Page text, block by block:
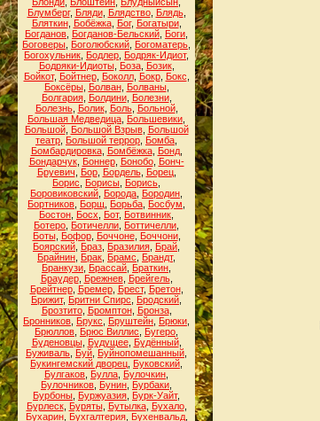
Блумберг, Бляди, Блядство, Блядь,
Бляткин, Бобёжка, Бог, Богатыри,
Богданов Богданов-Бельский Боги
Боговеры Боголюбский Богоматерь
Богохульник Бодлер Бодряк-Идиот,
Бодряки-Идиоты, Боза, Бозик,
Бойкот, Бойтнер, Боколл, Бокр, Бокс
Боксёры, Болван, Болваны,
Болгария, Болдини, Болезни,
Болезнь, Болик, Боль, Больной,
Большая Медведица Большевики
Большой, Большой Взрыв, Большой
театр Большой террор Бомба
Бомбардировка, Бомбёжка, Бонд,
Бондарчук, Боннер, Бонобо, Бонч-
Бруевич
Бор, Бордель, Борец,
Борис
Борисы Борись
Боровиковский Борода Бородин
Бортников Борщ Борьба Босбум
Бостон Босх Бот, Ботвинник
Ботеро Ботичелли Боттичелли
Боты, Бофор, Боччоне, Боччони,
Боярский Браз Бразилия Брай
Брайнин Брак Брамс Брандт,
Бранкузи Брассай Браткин
Браудер, Брежнев, Брейгель,
Брейтнер, Бремер, Брест, Бретон,
Брижит, Бритни Спирс Бродский
Брозтито, Бромптон, Бронза,
Бронников Брукс Бруштейн Брюки
Брюллов Брюс Виллис Бугеро
Буденовцы, Будущее, Будённый,
Буживаль Буй Буйнопомешанный
Букингемский дворец Буковский
Булгаков Булла Булочкин
Булочников Бунин Бурбаки
Бурбоны Буржуазия Бурк-Уайт,
Бурлеск, Буряты, Бутылка, Бухало,
Бухарин, Бухгалтерия, Бухенвальд,